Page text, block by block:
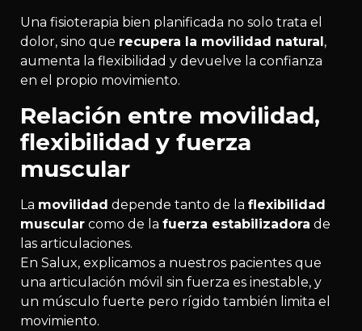
Una fisioterapia bien planificada no solo trata el
dolor, sino que recupera la movilidad natural ,
aumenta la flexibilidad y devuelve la confianza
en el propio movimiento.
Relación entre movilidad,
flexibilidad y fuerza
muscular
La movilidad depende tanto de la flexibilidad
muscular como de la fuerza estabilizadora de
las articulaciones.
En Salux, explicamos a nuestros pacientes que
una articulación móvil sin fuerza es inestable, y
un músculo fuerte pero rígido también limita el
movimiento.